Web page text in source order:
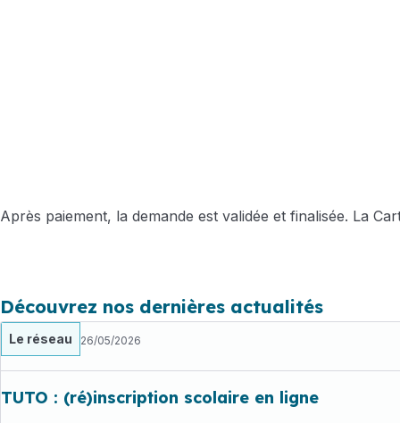
Après paiement, la demande est validée et finalisée. La
Découvrez nos dernières actualités
Le réseau 26/05/2026
TUTO : (ré)inscription scolaire en ligne